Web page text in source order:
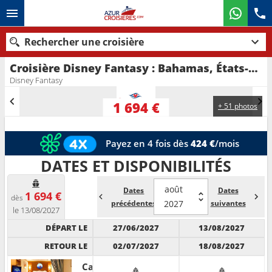
Croisière Disney Fantasy : Bahamas, États-Unis au départ de Port Canaveral
Disney Fantasy
+ 51 photos
1 694 €
Payez en 4 fois dès 424 €/mois
DATES ET DISPONIBILITÉS
dès 1 694 €
le 13/08/2027
Dates
précédentes
août
2027
Dates
suivantes
DÉPART LE
RETOUR LE
Cabine
27/06/2027
02/07/2027
13/08/2027
18/08/2027
Rechercher une croisière
Nos destinations
Ports Compagnies
Rechercher